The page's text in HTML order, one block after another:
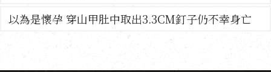
以為是懷孕 穿山甲肚中取出3.3CM釘子仍不幸身亡